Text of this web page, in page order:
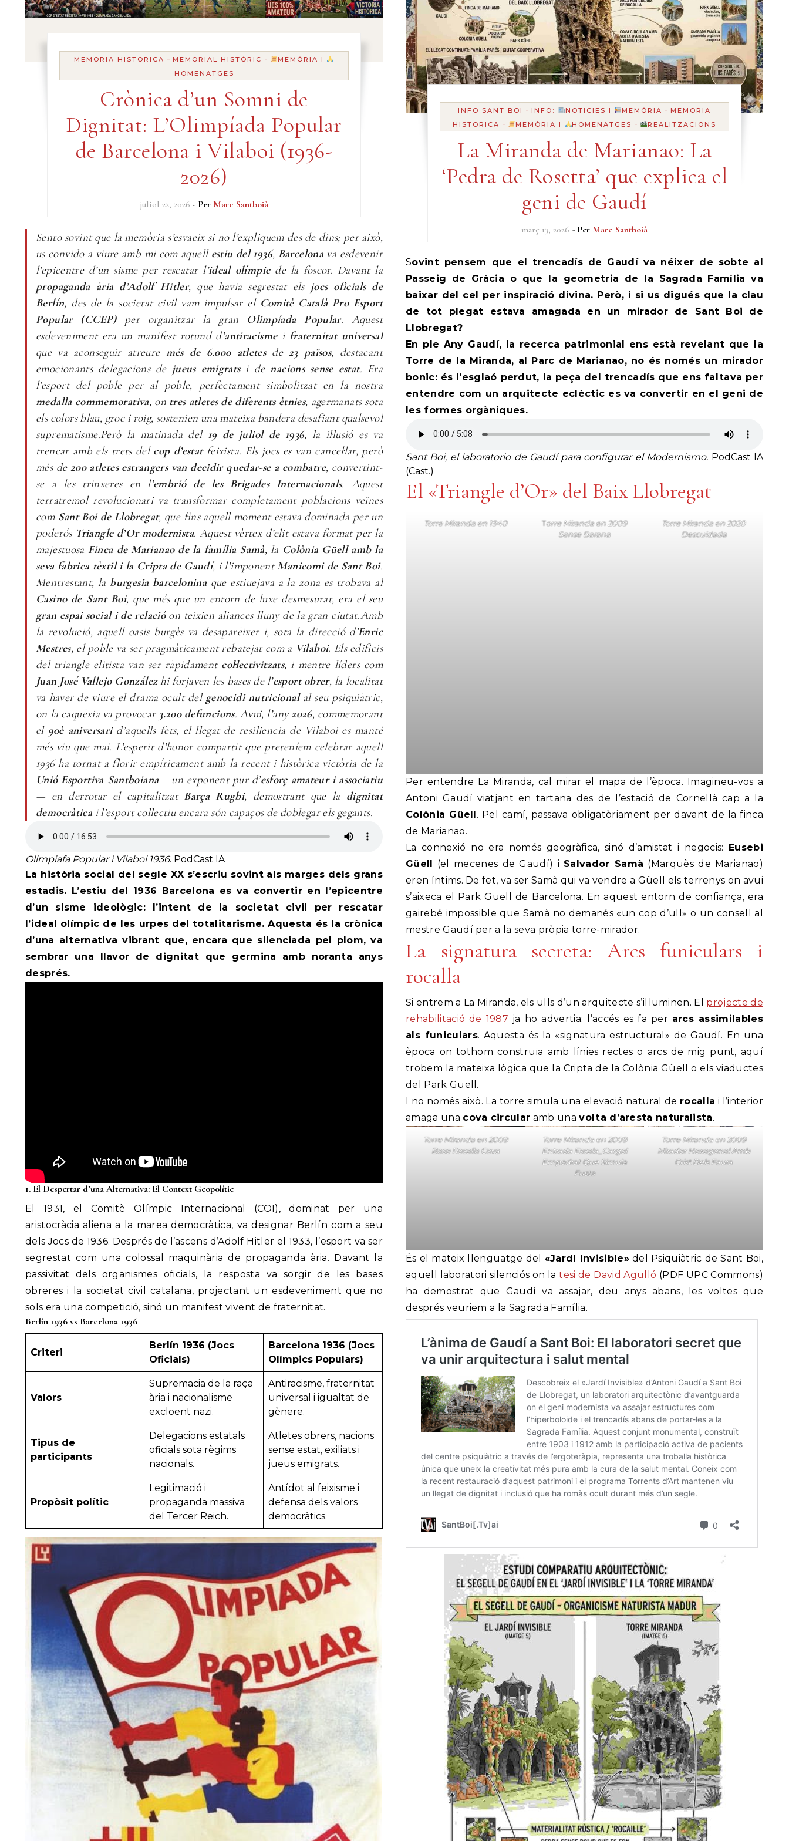
MEMORIA HISTORICA - MEMORIAL HISTÒRIC -
MEMÒRIA I
HOMENATGES
Crònica d’un Somni de
Dignitat: L’Olimpíada Popular
de Barcelona i Vilaboi (1936-
2026)
juliol 22, 2026 - Per Marc Santboià
Sento sovint que la memòria s’esvaeix si no l’expliquem des de dins; per això,
us convido a viure amb mi com aquell estiu del 1936, Barcelona va esdevenir
l’epicentre d’un sisme per rescatar l’ideal olímpicde la foscor. Davant la
propaganda ària d’Adolf Hitler, que havia segrestat els jocs oficials de
Berlín, des de la societat civil vam impulsar el Comitè Català Pro Esport
Popular (CCEP)per organitzar la gran Olimpíada Popular. Aquest
esdeveniment era un manifest rotund d’antiracismei fraternitat universal
que va aconseguir atreure més de 6.000 atletesde23 països, destacant
emocionants delegacions de jueus emigratsi de nacions sense estat. Era
l’esport del poble per al poble, perfectament simbolitzat en la nostra
medalla commemorativa, on tres atletes de diferents ètnies, agermanats sota
els colors blau, groc i roig, sostenien una mateixa bandera desafiant qualsevol
suprematisme.Però la matinada del 19 de juliol de 1936, la il·lusió es va
trencar amb els trets del cop d’estatfeixista. Els jocs es van cancel·lar, però
més de 200 atletes estrangers van decidir quedar-se a combatre, convertint-
se a les trinxeres en l’embrió de les Brigades Internacionals. Aquest
terratrèmol revolucionari va transformar completament poblacions veïnes
com Sant Boi de Llobregat, que fins aquell moment estava dominada per un
poderós Triangle d’Or modernista. Aquest vèrtex d’elit estava format per la
majestuosa Finca de Marianao de la família Samà, la Colònia Güell amb la
seva fàbrica tèxtil i la Cripta de Gaudí, i l’imponentManicomi de Sant Boi.
Mentrestant, la burgesia barcelonina que estiuejava a la zona es trobava al
Casino de Sant Boi, que més que un entorn de luxe desmesurat, era el seu
gran espai social i de relacióon teixien aliances lluny de la gran ciutat.Amb
la revolució, aquell oasis burgès va desaparèixer i, sota la direcció d’Enric
Mestres, el poble va ser pragmàticament rebatejat com a Vilaboi. Els edificis
del triangle elitista van ser ràpidament col·lectivitzats, i mentre líders com
Juan José Vallejo Gonzálezhi forjaven les bases de l’esport obrer, la localitat
va haver de viure el drama ocult del genocidi nutricionalal seu psiquiàtric,
on la caquèxia va provocar 3.200 defuncions. Avui, l’any2026, commemorant
el 90è aniversarid’aquells fets, el llegat de resiliència de Vilaboi es manté
més viu que mai. L’esperit d’honor compartit que preteníem celebrar aquell
1936 ha tornat a florir empíricament amb la recent i històrica victòria de la
Unió Esportiva Santboiana —un exponent pur d’esforç amateur i associatiu
— en derrotar el capitalitzat Barça Rugbi, demostrant que la dignitat
democràtica i l’esport col·lectiu encara són capaços de doblegar els gegants.
Olimpiafa Popular i Vilaboi 1936. PodCast IA
La història social del segle XX s’escriu sovint als marges dels grans
estadis. L’estiu del 1936 Barcelona es va convertir en l’epicentre
d’un sisme ideològic: l’intent de la societat civil per rescatar
l’ideal olímpic de les urpes del totalitarisme. Aquesta és la crònica
d’una alternativa vibrant que, encara que silenciada pel plom, va
sembrar una llavor de dignitat que germina amb noranta anys
després.
1. El Despertar d’una Alternativa: El Context Geopolític
El 1931, el Comitè Olímpic Internacional (COI), dominat per una
aristocràcia aliena a la marea democràtica, va designar Berlín com a seu
dels Jocs de 1936. Després de l’ascens d’Adolf Hitler el 1933, l’esport va ser
segrestat com una colossal maquinària de propaganda ària. Davant la
passivitat dels organismes oficials, la resposta va sorgir de les bases
obreres i la societat civil catalana, projectant un esdeveniment que no
sols era una competició, sinó un manifest vivent de fraternitat.
Berlín 1936 vs Barcelona 1936
Criteri
Berlín 1936 (Jocs
Oficials)
Barcelona 1936 (Jocs
Olímpics Populars)
Valors
Supremacia de la raça
ària i nacionalisme
excloent nazi.
Antiracisme, fraternitat
universal i igualtat de
gènere.
Tipus de
participants
Delegacions estatals
oficials sota règims
nacionals.
Atletes obrers, nacions
sense estat, exiliats i
jueus emigrats.
Propòsit polític
Legitimació i
propaganda massiva
del Tercer Reich.
Antídot al feixisme i
defensa dels valors
democràtics.
INFO SANT BOI - INFO: NOTICIES I MEMÒRIA -MEMORIA
HISTORICA - MEMÒRIA I HOMENATGES - REALITZACIONS
La Miranda de Marianao: La
‘Pedra de Rosetta’ que explica el
geni de Gaudí
març 13, 2026 - Per Marc Santboià
Sovint pensem que el trencadís de Gaudí va néixer de sobte al
Passeig de Gràcia o que la geometria de la Sagrada Família va
baixar del cel per inspiració divina. Però, i si us digués que la clau
de tot plegat estava amagada en un mirador de Sant Boi de
Llobregat?
En ple Any Gaudí, la recerca patrimonial ens està revelant que la
Torre de la Miranda, al Parc de Marianao, no és només un mirador
bonic: és l’esglaó perdut, la peça del trencadís que ens faltava per
entendre com un arquitecte eclèctic es va convertir en el geni de
les formes orgàniques.
Sant Boi, el laboratorio de Gaudí para configurar el Modernismo. PodCast IA
(Cast.)
El «Triangle d’Or» del Baix Llobregat
Torre Miranda en 1940 Torre Miranda en 2009
Sense Barana
Torre Miranda en 2020
Descuidada
Per entendre La Miranda, cal mirar el mapa de l’època. Imagineu-vos a
Antoni Gaudí viatjant en tartana des de l’estació de Cornellà cap a la
Colònia Güell . Pel camí, passava obligatòriament per davant de la finca
de Marianao.
La connexió no era només geogràfica, sinó d’amistat i negocis:
Eusebi
Güell
(el mecenes de Gaudí) i Salvador Samà (Marquès de Marianao)
eren íntims. De fet, va ser Samà qui va vendre a Güell els terrenys on avui
s’aixeca el Park Güell de Barcelona. En aquest entorn de confiança, era
gairebé impossible que Samà no demanés «un cop d’ull» o un consell al
mestre Gaudí per a la seva pròpia torre-mirador.
La signatura secreta: Arcs funiculars i
rocalla
Si entrem a La Miranda, els ulls d’un arquitecte s’il·luminen. El projecte de
rehabilitació de 1987 ja ho advertia: l’accés es fa per arcs assimilables
als funiculars. Aquesta és la «signatura estructural» de Gaudí. En una
època on tothom construïa amb línies rectes o arcs de mig punt, aquí
trobem la mateixa lògica que la Cripta de la Colònia Güell o els viaductes
del Park Güell.
I no només això. La torre simula una elevació natural de rocalla i l’interior
amaga una cova circular amb unavolta d’aresta naturalista.
Torre Miranda en 2009
Base Rocalla Cova
Torre Miranda en 2009
Entrada Escala_Cargol
Empedrat Que Simula
Fusta
Torre Miranda en 2009
Mirador Hexagonal Amb
Crist Dels Faura
És el mateix llenguatge del «Jardí Invisible»del Psiquiàtric de Sant Boi,
aquell laboratori silenciós on latesi de David Agulló (PDF UPC Commons)
ha demostrat que Gaudí va assajar, deu anys abans, les voltes que
després veuriem a la Sagrada Família.